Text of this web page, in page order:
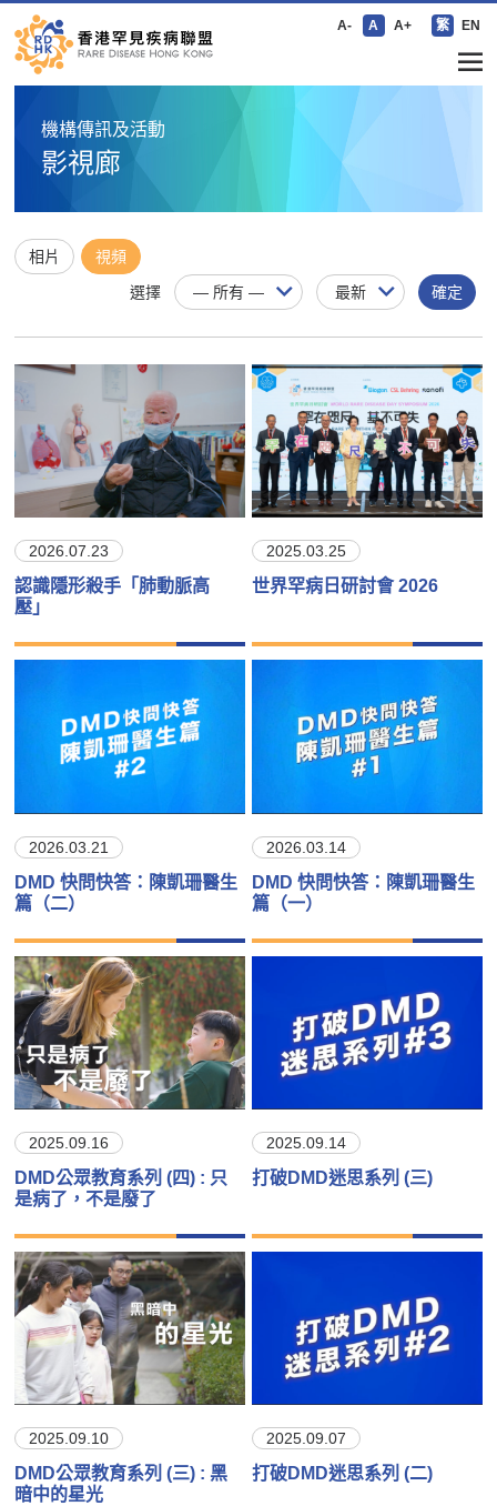
A- A A+ 繁 EN
機構傳訊及活動
影視廊
相片
視頻
選擇
確定
2026.07.23
認識隱形殺手「肺動脈高
壓」
2025.03.25
世界罕病日研討會 2026
2026.03.21
DMD 快問快答：陳凱珊醫生
篇（二）
2026.03.14
DMD 快問快答：陳凱珊醫生
篇（一）
2025.09.16
DMD公眾教育系列 (四) : 只
是病了，不是廢了
2025.09.14
打破DMD迷思系列 (三)
2025.09.10
DMD公眾教育系列 (三) : 黑
暗中的星光
2025.09.07
打破DMD迷思系列 (二)